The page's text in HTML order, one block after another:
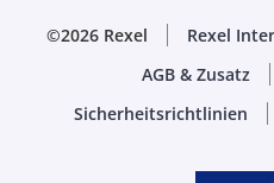
©2026 Rexel Rexel
AGB & Zusatz
Sicherheitsrichtlinien